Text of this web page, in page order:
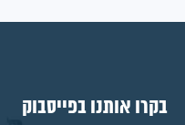
בקרו אותנו בפייסבוק